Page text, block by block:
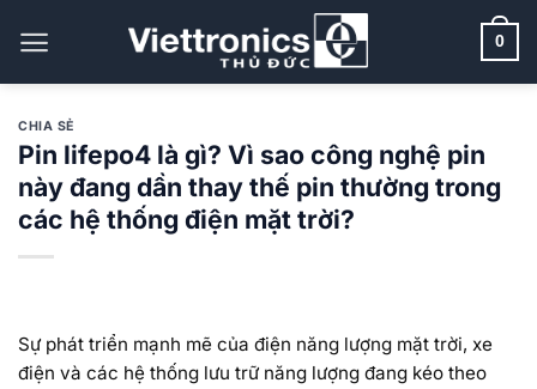
qua
0
CHIA SẺ
Pin lifepo4 là gì? Vì sao công nghệ pin
này đang dần thay thế pin thường trong
các hệ thống điện mặt trời?
Sự phát triển mạnh mẽ của điện năng lượng mặt trời, xe
điện và các hệ thống lưu trữ năng lượng đang kéo theo